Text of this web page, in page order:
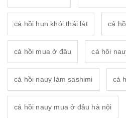
cá hồi hun khói thái lát cá
cá hồi mua ở đâu cá hôi
cá hồi nauy làm sashimi cá
cá hồi nauy mua ở đâu hà nội